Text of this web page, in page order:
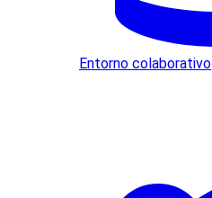
Entorno colaborativo